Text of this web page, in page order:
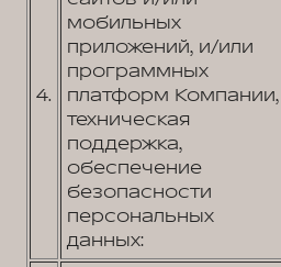
4.
мобильных
приложений, и/или
программных
платформ Компании,
техническая
поддержка,
обеспечение
безопасности
персональных
данных: